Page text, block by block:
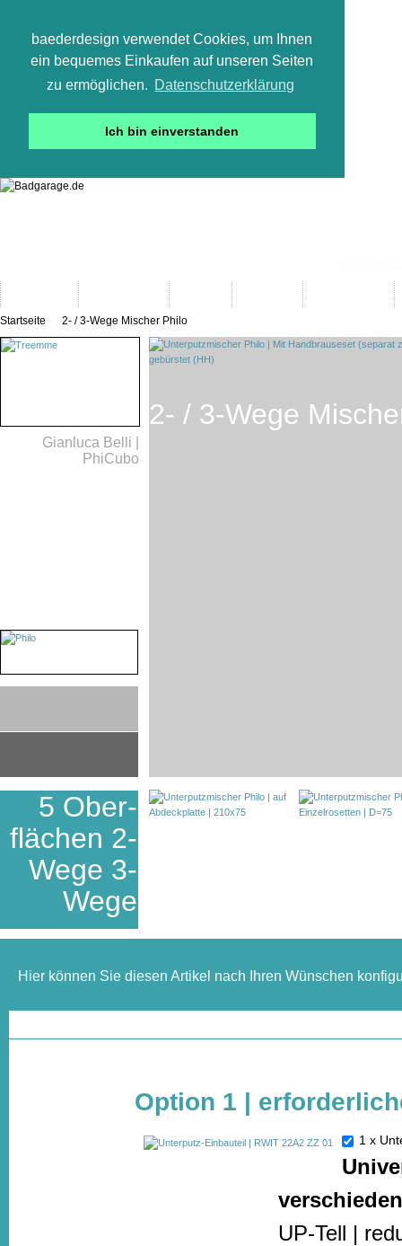
baederdesign verwendet Cookies, um Ihnen
ein bequemes Einkaufen auf unseren Seiten
zu ermöglichen. Datenschutzerklärung
Ich bin einverstanden
Startseite 2- / 3-Wege Mischer Philo
Gianluca Belli |
PhiCubo
5 Ober-
flächen 2-
Wege 3-
Wege
2- / 3-Wege
Hier können Sie diesen Artikel nach Ihren Wünschen
Option 1 |
1 x
UP-Tell |